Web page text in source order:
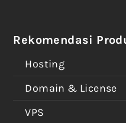
Rekomendasi
Hosting
Domain & License
VPS